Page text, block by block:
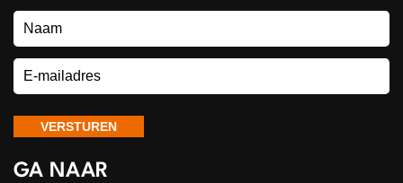
GA NAAR